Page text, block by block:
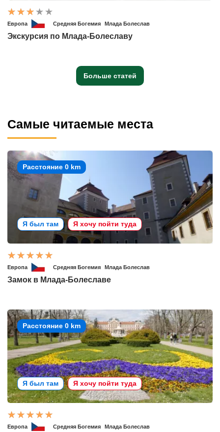
Европа Средняя Богемия Млада Болеслав
Экскурсия по Млада-Болеславу
Больше статей
Самые читаемые места
Расстояние 0 km
Я был там Я хочу пойти туда
Европа Средняя Богемия Млада Болеслав
Замок в Млада-Болеславе
Расстояние 0 km
Я был там Я хочу пойти туда
Европа Средняя Богемия Млада Болеслав